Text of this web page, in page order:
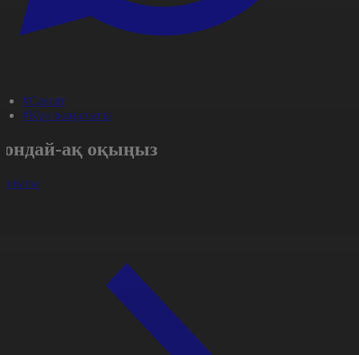
#Саясат
#Күн жаңалығы
ақ оқыңыз